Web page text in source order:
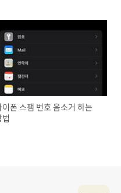
이폰 스팸 번호 음소거 하는
법